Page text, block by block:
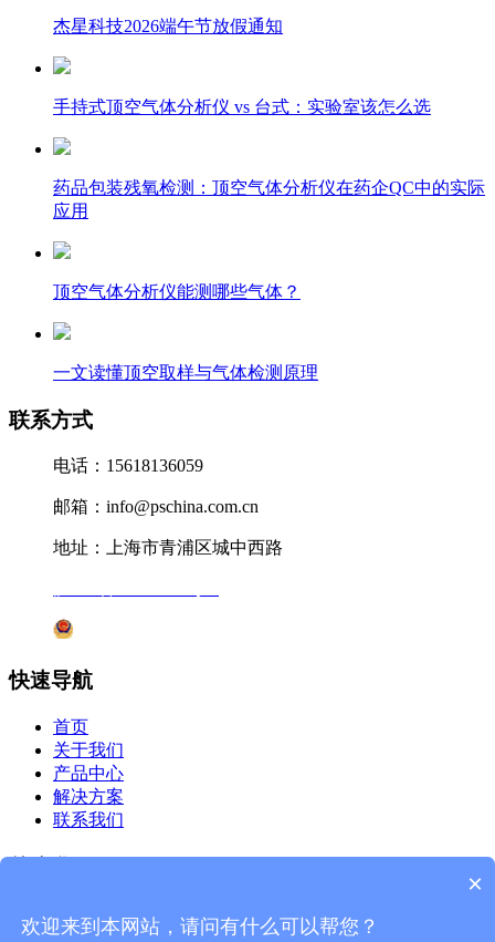
杰星科技2026端午节放假通知
手持式顶空气体分析仪 vs 台式：实验室该怎么选
药品包装残氧检测：顶空气体分析仪在药企QC中的实际
应用
顶空气体分析仪能测哪些气体？
一文读懂顶空取样与气体检测原理
联系方式
电话：15618136059
邮箱：info@pschina.com.cn
地址：上海市青浦区城中西路
快速导航
关于我们
产品中心
解决方案
联系我们
关注我们
×
欢迎来到本网站，请问有什么可以帮您？